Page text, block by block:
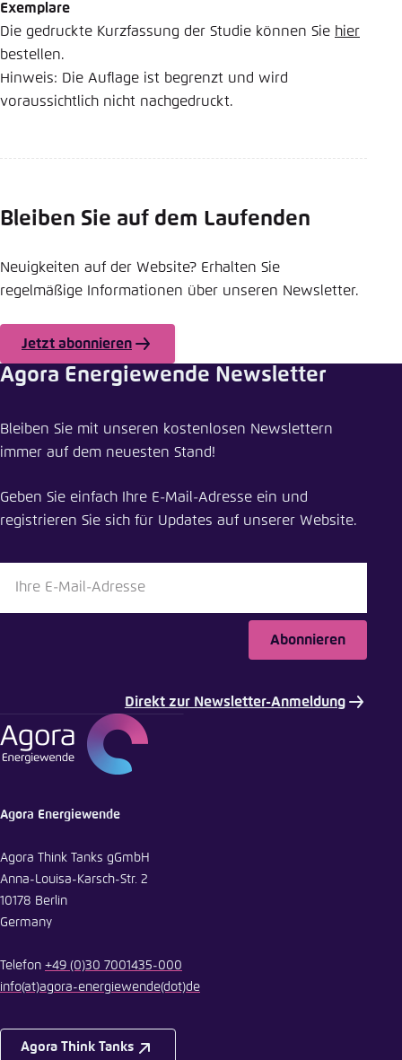
Exemplare
Die gedruckte Kurzfassung der Studie können Sie hier
bestellen.
Hinweis: Die Auflage ist begrenzt und wird
voraussichtlich nicht nachgedruckt.
Bleiben Sie auf dem Laufenden
Neuigkeiten auf der Website? Erhalten Sie
regelmäßige Informationen über unseren Newsletter.
Jetzt abonnieren
Wie das Stromnetz robuster werden kann
LinkedIn
Bluesky
In die Zwischenablage kopieren
Agora Energiewende Newsletter
Bleiben Sie mit unseren kostenlosen Newslettern
immer auf dem neuesten Stand!
Geben Sie einfach Ihre E-Mail-Adresse ein und
registrieren Sie sich für Updates auf unserer Website.
Abonnieren
Direkt zur Newsletter-Anmeldung
Agora Energiewende
Agora Think Tanks gGmbH
Anna-Louisa-Karsch-Str. 2
10178 Berlin
Germany
Telefon +49 (0)30 7001435-000
info(at)agora-energiewende(dot)de
Agora Think Tanks